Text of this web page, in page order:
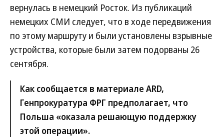
вернулась в немецкий Росток. Из публикаций
немецких СМИ следует, что в ходе передвижения
по этому маршруту и были установлены взрывные
устройства, которые были затем подорваны 26
сентября.
Как сообщается в материале ARD,
Генпрокуратура ФРГ предполагает, что
Польша «оказала решающую поддержку
этой операции».